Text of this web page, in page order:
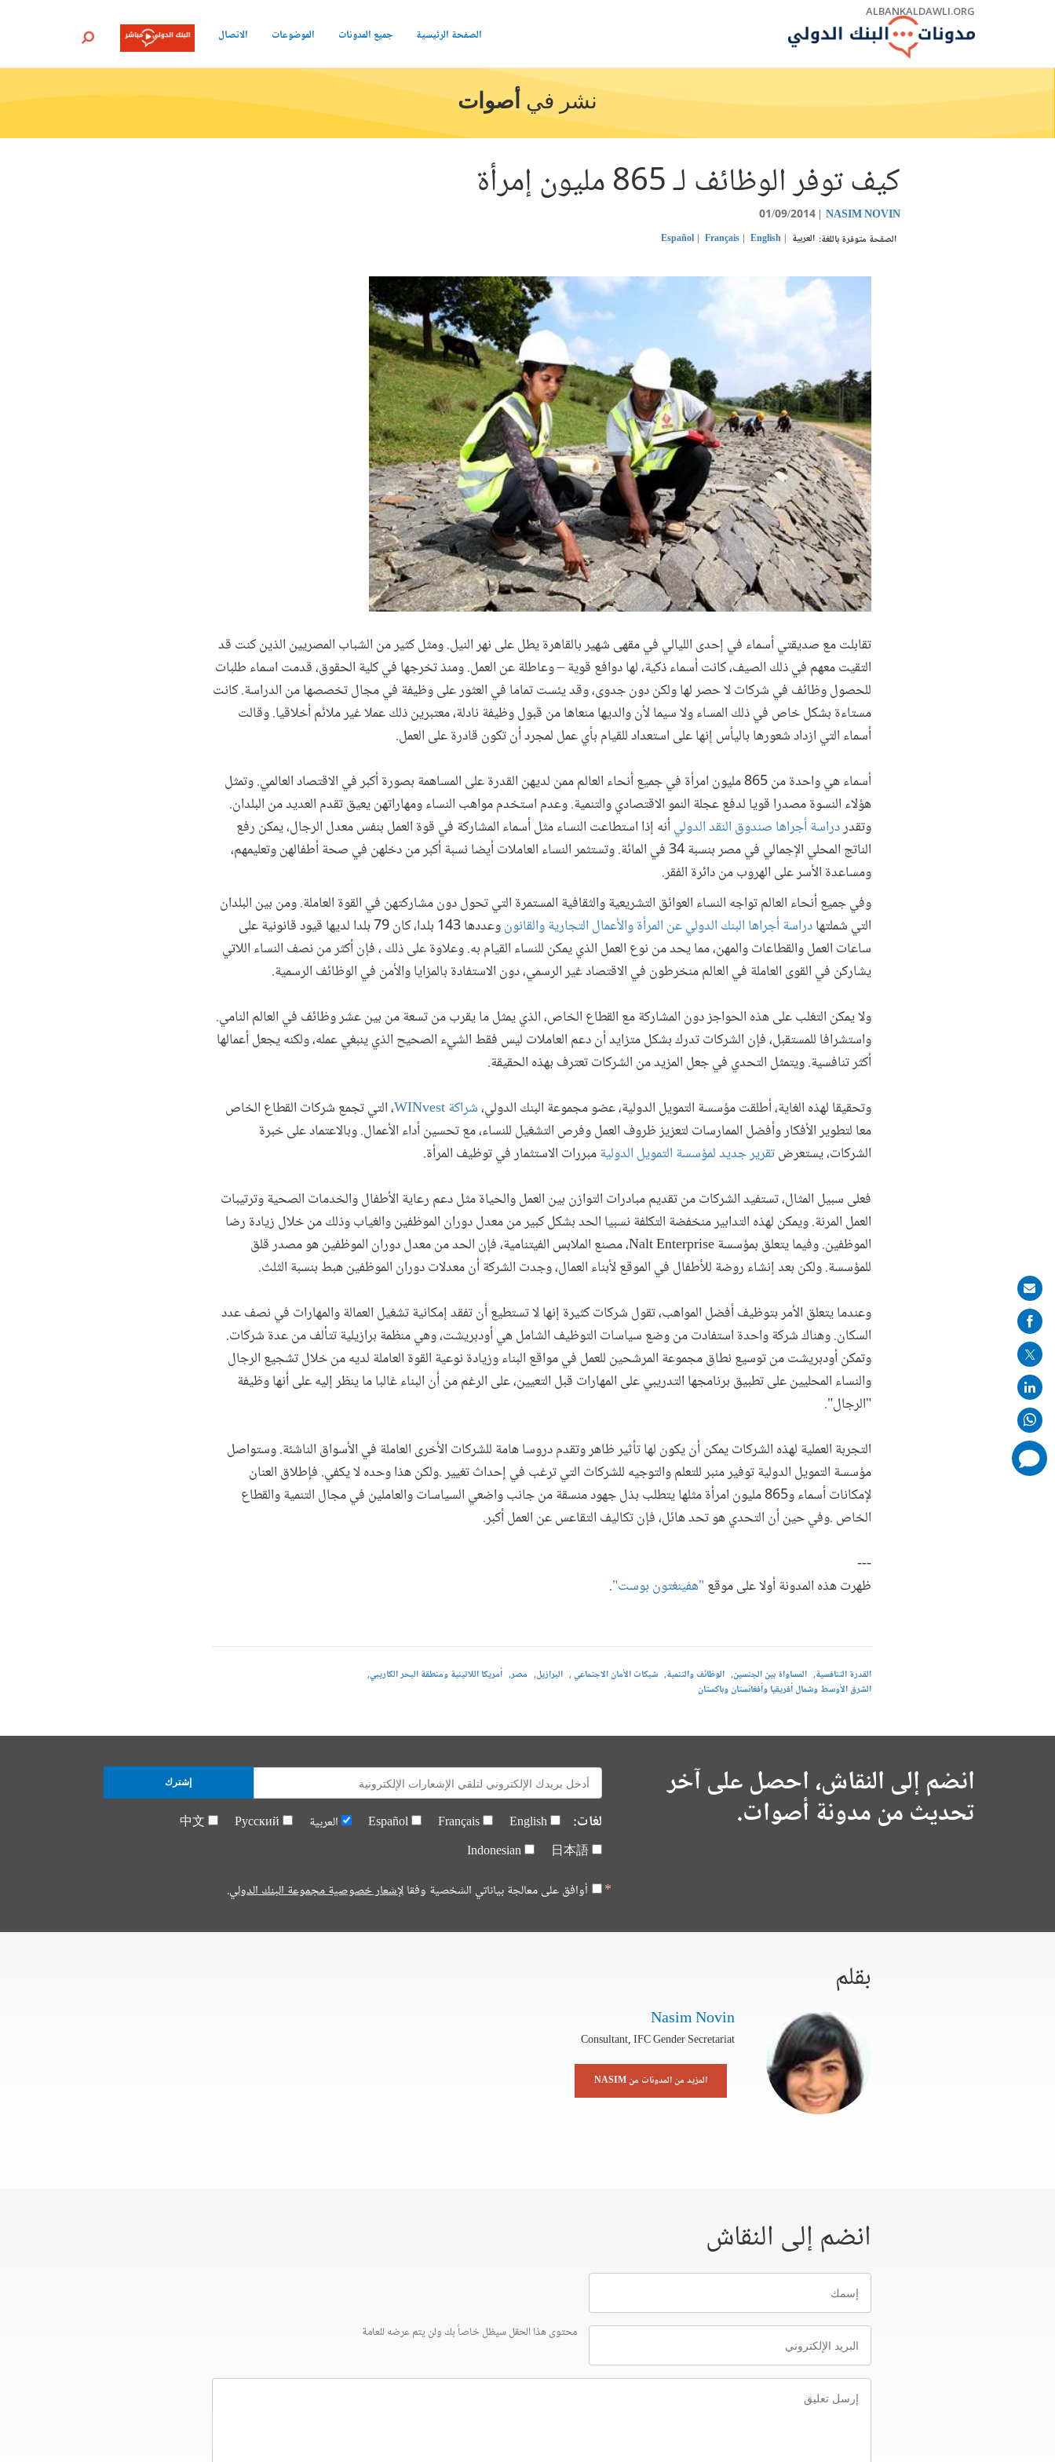
ALBANKALDAWLI.ORG
الصفحة الرئيسية جميع المدونات الموضوعات الاتصال بحث
نشر في أصوات
كيف توفر الوظائف لـ 865 مليون إمرأة
NASIM NOVIN
01/09/2014
الصفحة متوفرة باللغة: العربية English
Français
Español
تقابلت مع صديقتي أسماء في إحدى الليالي في مقهى شهير بالقاهرة يطل على نهر النيل. ومثل كثير من الشباب المصريين الذين كنت قد
التقيت معهم في ذلك الصيف، كانت أسماء ذكية، لها دوافع قوية – وعاطلة عن العمل. ومنذ تخرجها في كلية الحقوق، قدمت اسماء طلبات
للحصول وظائف في شركات لا حصر لها ولكن دون جدوى، وقد يئست تماما في العثور على وظيفة في مجال تخصصها من الدراسة. كانت
مستاءة بشكل خاص في ذلك المساء ولا سيما لأن والديها منعاها من قبول وظيفة نادلة، معتبرين ذلك عملا غير ملائم أخلاقيا. وقالت
أسماء التي ازداد شعورها باليأس إنها على استعداد للقيام بأي عمل لمجرد أن تكون قادرة على العمل.
أسماء هي واحدة من 865 مليون امرأة في جميع أنحاء العالم ممن لديهن القدرة على المساهمة بصورة أكبر في الاقتصاد العالمي. وتمثل
هؤلاء النسوة مصدرا قويا لدفع عجلة النمو الاقتصادي والتنمية. وعدم استخدم مواهب النساء ومهاراتهن يعيق تقدم العديد من البلدان.
وتقدردراسة أجراها صندوق النقد الدولي أنه إذا استطاعت النساء مثل أسماء المشاركة في قوة العمل بنفس معدل الرجال، يمكن رفع
الناتج المحلي الإجمالي في مصر بنسبة 34 في المائة. وتستثمر النساء العاملات أيضا نسبة أكبر من دخلهن في صحة أطفالهن وتعليمهم،
ومساعدة الأسر على الهروب من دائرة الفقر.
وفي جميع أنحاء العالم تواجه النساء العوائق التشريعية والثقافية المستمرة التي تحول دون مشاركتهن في القوة العاملة. ومن بين البلدان
التي شملتهادراسة أجراها البنك الدولي عن المرأة والأعمال التجارية والقانون
وعددها 143 بلدا، كان 79 بلدا لديها قيود قانونية على
ساعات العمل والقطاعات والمهن، مما يحد من نوع العمل الذي يمكن للنساء القيام به. وعلاوة على ذلك ، فإن أكثر من نصف النساء اللاتي
يشاركن في القوى العاملة في العالم منخرطون في الاقتصاد غير الرسمي، دون الاستفادة بالمزايا والأمن في الوظائف الرسمية.
ولا يمكن التغلب على هذه الحواجز دون المشاركة مع القطاع الخاص، الذي يمثل ما يقرب من تسعة من بين عشر وظائف في العالم النامي.
واستشرافا للمستقبل، فإن الشركات تدرك بشكل متزايد أن دعم العاملات ليس فقط الشيء الصحيح الذي ينبغي عمله، ولكنه يجعل أعمالها
أكثر تنافسية. ويتمثل التحدي في جعل المزيد من الشركات تعترف بهذه الحقيقة.
وتحقيقا لهذه الغاية، أطلقت مؤسسة التمويل الدولية، عضو مجموعة البنك الدولي،شراكة WINvest
، التي تجمع شركات القطاع الخاص
معا لتطوير الأفكار وأفضل الممارسات لتعزيز ظروف العمل وفرص التشغيل للنساء، مع تحسين أداء الأعمال. وبالاعتماد على خبرة
الشركات، يستعرضتقرير جديد لمؤسسة التمويل الدوليةمبررات الاستثمار في توظيف المرأة.
فعلى سبيل المثال، تستفيد الشركات من تقديم مبادرات التوازن بين العمل والحياة مثل دعم رعاية الأطفال والخدمات الصحية وترتيبات
العمل المرنة. ويمكن لهذه التدابير منخفضة التكلفة نسبيا الحد بشكل كبير من معدل دوران الموظفين والغياب وذلك من خلال زيادة رضا
الموظفين. وفيما يتعلق بمؤسسة Nalt Enterprise، مصنع الملابس الفيتنامية، فإن الحد من معدل دوران الموظفين هو مصدر قلق
للمؤسسة. ولكن بعد إنشاء روضة للأطفال في الموقع لأبناء العمال، وجدت الشركة أن معدلات دوران الموظفين هبط بنسبة الثلث.
وعندما يتعلق الأمر بتوظيف أفضل المواهب، تقول شركات كثيرة إنها لا تستطيع أن تفقد إمكانية تشغيل العمالة والمهارات في نصف عدد
السكان. وهناك شركة واحدة استفادت من وضع سياسات التوظيف الشامل هي أودبريشت، وهي منظمة برازيلية تتألف من عدة شركات.
وتمكن أودبريشت من توسيع نطاق مجموعة المرشحين للعمل في مواقع البناء وزيادة نوعية القوة العاملة لديه من خلال تشجيع الرجال
والنساء المحليين على تطبيق برنامجها التدريبي على المهارات قبل التعيين، على الرغم من أن البناء غالبا ما ينظر إليه على أنها وظيفة
"الرجال".
التجربة العملية لهذه الشركات يمكن أن يكون لها تأثير ظاهر وتقدم دروسا هامة للشركات الأخرى العاملة في الأسواق الناشئة. وستواصل
مؤسسة التمويل الدولية توفير منبر للتعلم والتوجيه للشركات التي ترغب في إحداث تغيير .ولكن هذا وحده لا يكفي. فإطلاق العنان
لإمكانات أسماء و865 مليون امرأة مثلها يتطلب بذل جهود منسقة من جانب واضعي السياسات والعاملين في مجال التنمية والقطاع
الخاص .وفي حين أن التحدي هو تحد هائل، فإن تكاليف التقاعس عن العمل أكبر.
---
ظهرت هذه المدونة أولا على موقع"هفينغتون بوست".
القدرة التنافسية المساواة بين الجنسين الوظائف والتنمية شبكات الأمان الاجتماعي البرازيل مصر أمريكا اللاتينية ومنطقة البحر الكاريبي
الشرق الأوسط وشمال أفريقيا وأفغانستان وباكستان
انضم إلى النقاش، احصل على آخر
تحديث من مدونة أصوات.
E-
mail:
لغات: English
Français
Español العربية Русский
中文
日本語
Indonesian
أوافق على معالجة بياناتي الشخصية وفقالإشعار خصوصية مجموعة البنك الدولي.
إشترك
بقلم
Nasim Novin
Consultant, IFC Gender Secretariat
المزيد من المدونات من NASIM
انضم إلى النقاش
إسمك
البريد
الإلكتروني
محتوى هذا الحقل سيظل خاصاً بك ولن يتم عرضه للعامة
إرسل
تعليق
Share
on
mail
comments
added